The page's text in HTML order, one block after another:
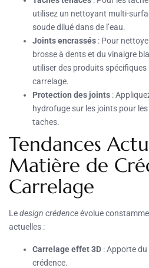
utilisez un nettoyant multi-
soude dilué dans de l’eau.
Joints encrassés : Pour
brosse à dents et du vinaigre
utiliser des produits
carrelage.
Protection des joints :
hydrofuge sur les joints pour
taches.
Tendances
Matière de
Carrelage
Ledesign crédenceévolue
actuelles :
Carrelage effet 3D : Apporte
crédence.